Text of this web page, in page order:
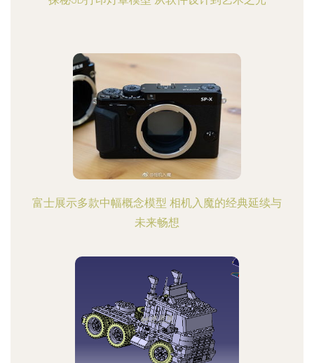
富士展示多款中幅概念模型 相机入魔的经典延续与
未来畅想